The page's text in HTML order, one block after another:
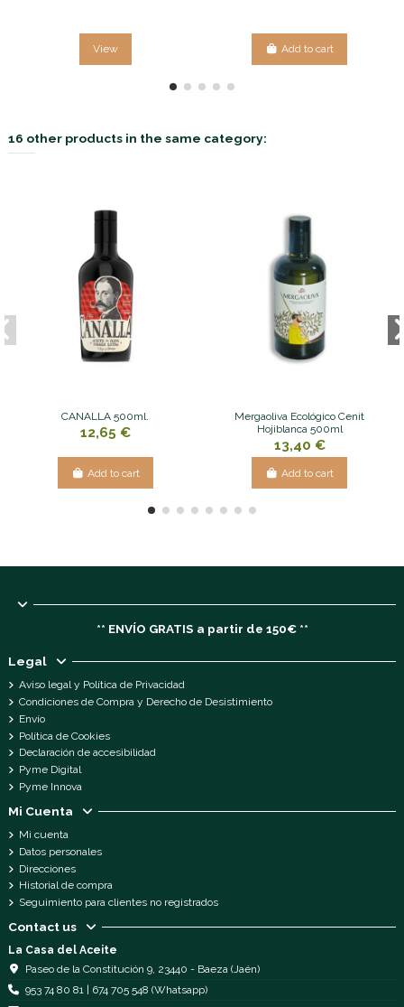
View Add to cart
16 other products in the same category:
CANALLA 500ml.
12,65 €
Add to cart
Mergaoliva Ecológico Cenit
Hojiblanca 500ml
13,40 €
Add to cart
** ENVÍO GRATIS a partir de 150€ **
Legal
Aviso legal y Política de Privacidad
Condiciones de Compra y Derecho de Desistimiento
Envío
Política de Cookies
Declaración de accesibilidad
Pyme Digital
Pyme Innova
Mi Cuenta
Mi cuenta
Datos personales
Direcciones
Historial de compra
Seguimiento para clientes no registrados
Contact us
La Casa del Aceite
Paseo de la Constitución 9, 23440 - Baeza (Jaén)
953 74 80 81 | 674 705 548 (Whatsapp)